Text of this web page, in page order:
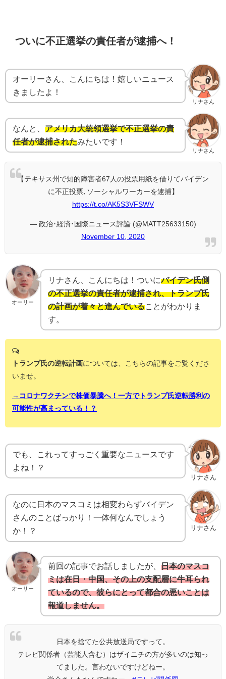
ついに不正選挙の責任者が逮捕へ！
リナさん
オーリーさん、こんにちは！嬉しいニュース
きましたよ！
リナさん
なんと、 アメリカ大統領選挙で不正選挙の責
任者が逮捕されたみたいです！
【テキサス州で知的障害者67人の投票用紙を借りてバイデン
に不正投票､ソーシャルワーカーを逮捕】
https://t.co/AK5S3VFSWV
— 政治･経済･国際ニュース評論 (@MATT25633150)
November 10, 2020
オーリー
リナさん、こんにちは！ついにバイデン氏側
の不正選挙の責任者が逮捕され、トランプ氏
の計画が着々と進んでいることがわかりま
す。
トランプ氏の逆転計画については、こちらの記事をご覧くださ
いませ。
→コロナワクチンで株価暴騰へ！一方でトランプ氏逆転勝利の
可能性が高まっている！？
リナさん
でも、これってすっごく重要なニュースです
よね！？
リナさん
なのに日本のマスコミは相変わらずバイデン
さんのことばっかり！一体何なんでしょう
か！？
オーリー
前回の記事でお話しましたが、 日本のマスコ
ミは在日・中国、その上の支配層に牛耳られ
ているので、彼らにとって都合の悪いことは
報道しません。
日本を捨てた公共放送局ですって。
テレビ関係者（芸能人含む）はザイニチの方が多いのは知っ
てました。言わないですけどねー。